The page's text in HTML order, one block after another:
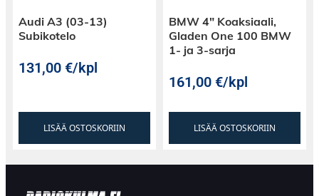
Audi A3 (03-13)
Subikotelo
131,00€/kpl
LISÄÄ OSTOSKORIIN
BMW 4″ Koaksiaali,
Gladen One 100 BMW
1- ja 3-sarja
161,00€/kpl
LISÄÄ OSTOSKORIIN